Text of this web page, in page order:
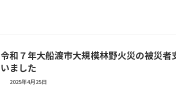
令和７年大船渡市大規模林野火災の被災者
いました
2025年4月25日